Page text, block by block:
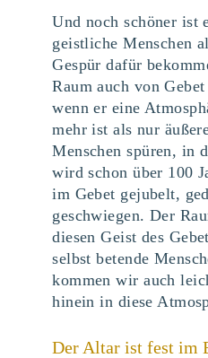
Und noch schöner ist
geistliche Menschen
Gespür dafür
Raum auch von
wenn er eine
mehr ist als nur
Menschen spüren, in
wird schon über 100
im Gebet gejubelt,
geschwiegen. Der
diesen Geist des
selbst betende
kommen wir auch
hinein in diese
Der Altar ist fest im